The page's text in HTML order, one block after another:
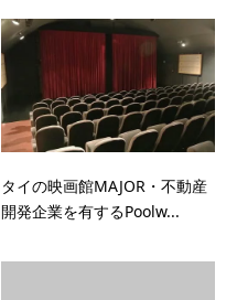
タイの映画館MAJOR・不動産
開発企業を有するPoolw...